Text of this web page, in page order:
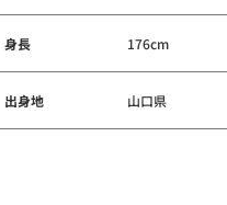
身長 176cm
出身地 山口県